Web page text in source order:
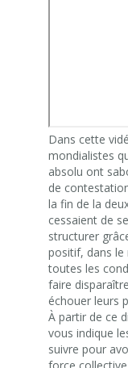
Dans cette
mondialistes
absolu ont
de
la fin de la
cessaient de
structurer
positif, dans
toutes les
faire
échouer leurs
À partir de ce
vous indique
suivre pour